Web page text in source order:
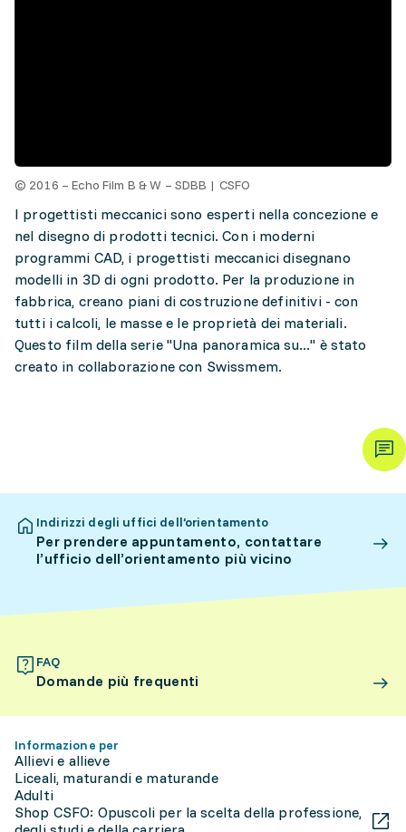
© 2016 – Echo Film B & W – SDBB | CSFO
I progettisti meccanici sono esperti nella concezione e
nel disegno di prodotti tecnici. Con i moderni
programmi CAD, i progettisti meccanici disegnano
modelli in 3D di ogni prodotto. Per la produzione in
fabbrica, creano piani di costruzione definitivi - con
tutti i calcoli, le masse e le proprietà dei materiali.
Questo film della serie "Una panoramica su..." è stato
creato in collaborazione con Swissmem.
Indirizzi degli uffici dell’orientamento
Per prendere appuntamento, contattare
l’ufficio dell’orientamento più vicino
FAQ
Domande più frequenti
Informazione per
Allievi e allieve
Liceali, maturandi e maturande
Adulti
Shop CSFO: Opuscoli per la scelta della professione,